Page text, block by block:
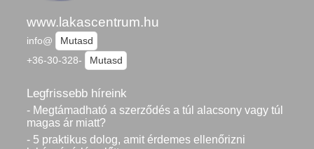
www.lakascentrum.hu
info@
Mutasd
+36-30-328-
Mutasd
Legfrissebb híreink
- Megtámadható a szerződés a túl alacsony vagy túl
magas ár miatt?
- 5 praktikus dolog, amit érdemes ellenőrizni